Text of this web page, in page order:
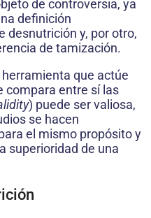
de controversia, ya
definición
des­nutrición y, por otro,
de tamización.
que actúe
compara entre sí las
) puede ser valiosa,
se hacen
el mismo propósito y
superioridad de una